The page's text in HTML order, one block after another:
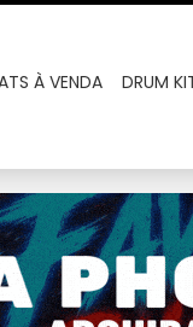
À VENDA DRUM